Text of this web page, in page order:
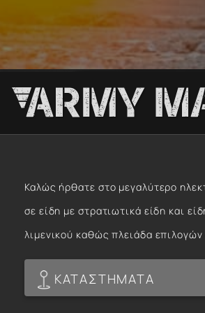
Καλώς ήρθατε στο μεγαλύτερο
σε είδη με στρατιωτικά είδη και
λιμενικού καθώς πλειάδα
ΚΑΤΑΣΤΗΜΑΤΑ